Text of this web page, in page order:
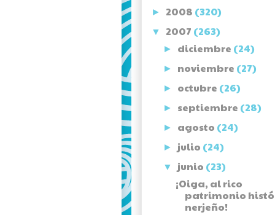
► 2008 (320)
▼ 2007 (263)
► diciembre (24)
► noviembre (27)
► octubre (26)
► septiembre (28)
► agosto (24)
► julio (24)
▼ junio (23)
¡Oiga, al rico
patrimonio
nerjeño!